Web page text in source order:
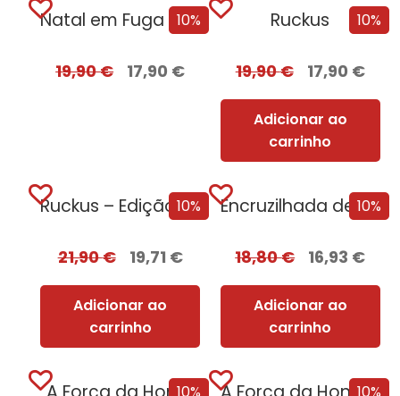
10%
Natal em Fuga – Edição com EDGES
19,90€ 17,90 €
10%
Ruckus
19,90€ 17,90 €
Adicionar ao
carrinho
10%
Ruckus – Edição com EDGES
21,90€ 19,71 €
Adicionar ao
carrinho
10%
Encruzilhada de Corvos
18,80€ 16,93 €
Adicionar ao
carrinho
10% 10%